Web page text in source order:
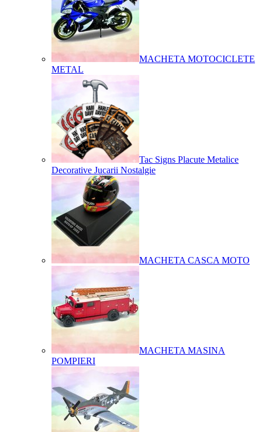
MACHETA MOTOCICLETE
METAL
Tac Signs Placute Metalice
Decorative Jucarii Nostalgie
MACHETA CASCA MOTO
MACHETA MASINA
POMPIERI